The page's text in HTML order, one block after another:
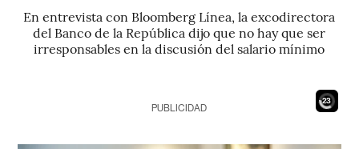
En entrevista con Bloomberg Línea, la excodirectora
del Banco de la República dijo que no hay que ser
irresponsables en la discusión del salario mínimo
21
PUBLICIDAD